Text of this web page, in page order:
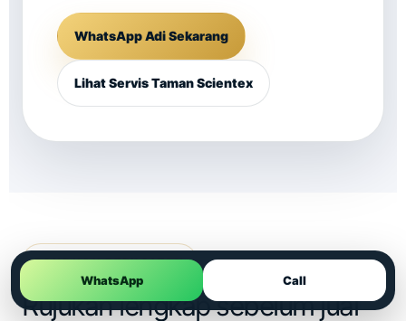
WhatsApp Adi Sekarang
Lihat Servis Taman Scientex
PANDUAN BERKAITAN
Rujukan lengkap sebelum jual
WhatsApp Call